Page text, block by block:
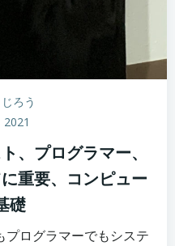
ろう
、プログラマー、
重要、コンピュー
礎
プログラマーでもシステ